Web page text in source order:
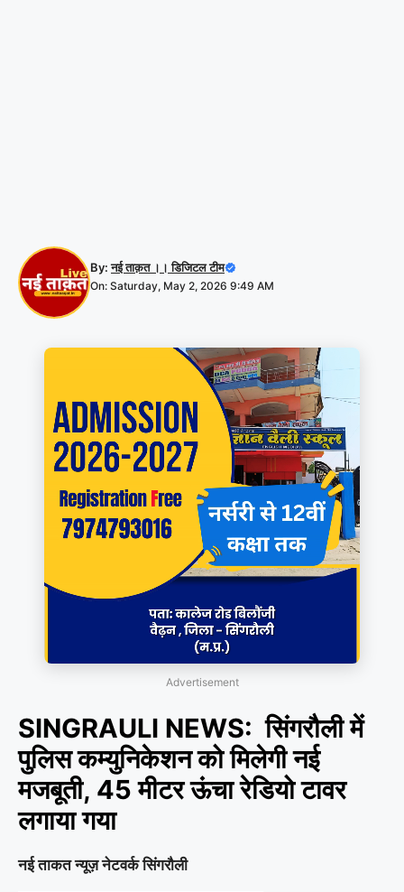
By:नई ताक़त ।। डिजिटल टीम
On: Saturday, May 2, 2026 9:49 AM
Advertisement
SINGRAULI NEWS: सिंगरौली में
पुलिस कम्युनिकेशन को मिलेगी नई
मजबूती, 45 मीटर ऊंचा रेडियो टावर
लगाया गया
नई ताकत न्यूज़ नेटवर्क सिंगरौली